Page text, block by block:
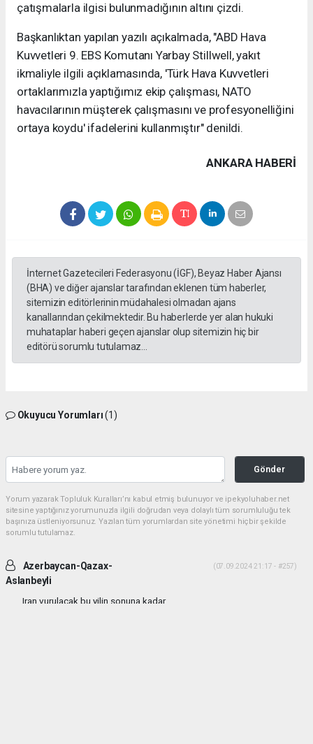
çatışmalarla ilgisi bulunmadığının altını çizdi.
Başkanlıktan yapılan yazılı açıkalmada, "ABD Hava
Kuvvetleri 9. EBS Komutanı Yarbay Stillwell, yakıt
ikmaliyle ilgili açıklamasında, 'Türk Hava Kuvvetleri
ortaklarımızla yaptığımız ekip çalışması, NATO
havacılarının müşterek çalışmasını ve profesyonelliğini
ortaya koydu' ifadelerini kullanmıştır" denildi.
ANKARA HABERİ
İnternet Gazetecileri Federasyonu (İGF), Beyaz Haber Ajansı
(BHA) ve diğer ajanslar tarafından eklenen tüm haberler,
sitemizin editörlerinin müdahalesi olmadan ajans
kanallarından çekilmektedir. Bu haberlerde yer alan hukuki
muhataplar haberi geçen ajanslar olup sitemizin hiç bir
editörü sorumlu tutulamaz...
Okuyucu Yorumları(1)
Gönder
Yorum yazarak Topluluk Kuralları’nı kabul etmiş bulunuyor ve ipekyoluhaber.net
sitesine yaptığınız yorumunuzla ilgili doğrudan veya dolaylı tüm sorumluluğu tek
başınıza üstleniyorsunuz. Yazılan tüm yorumlardan site yönetimi hiçbir şekilde
sorumlu tutulamaz.
Azerbaycan-Qazax-
Aslanbeyli
(07.09.2024 21:17 - #257)
Iran vurulacak bu yilin sonuna kadar...